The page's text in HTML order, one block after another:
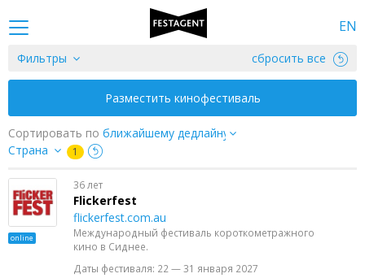
EN
Фильтры сбросить все
Разместить кинофестиваль
Сортировать по
Страна
1
online
36 лет
Flickerfest
flickerfest.com.au
Международный фестиваль короткометражного
кино в Сиднее.
Даты фестиваля: 22 — 31 января 2027